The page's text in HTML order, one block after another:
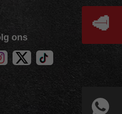
ons
🥩